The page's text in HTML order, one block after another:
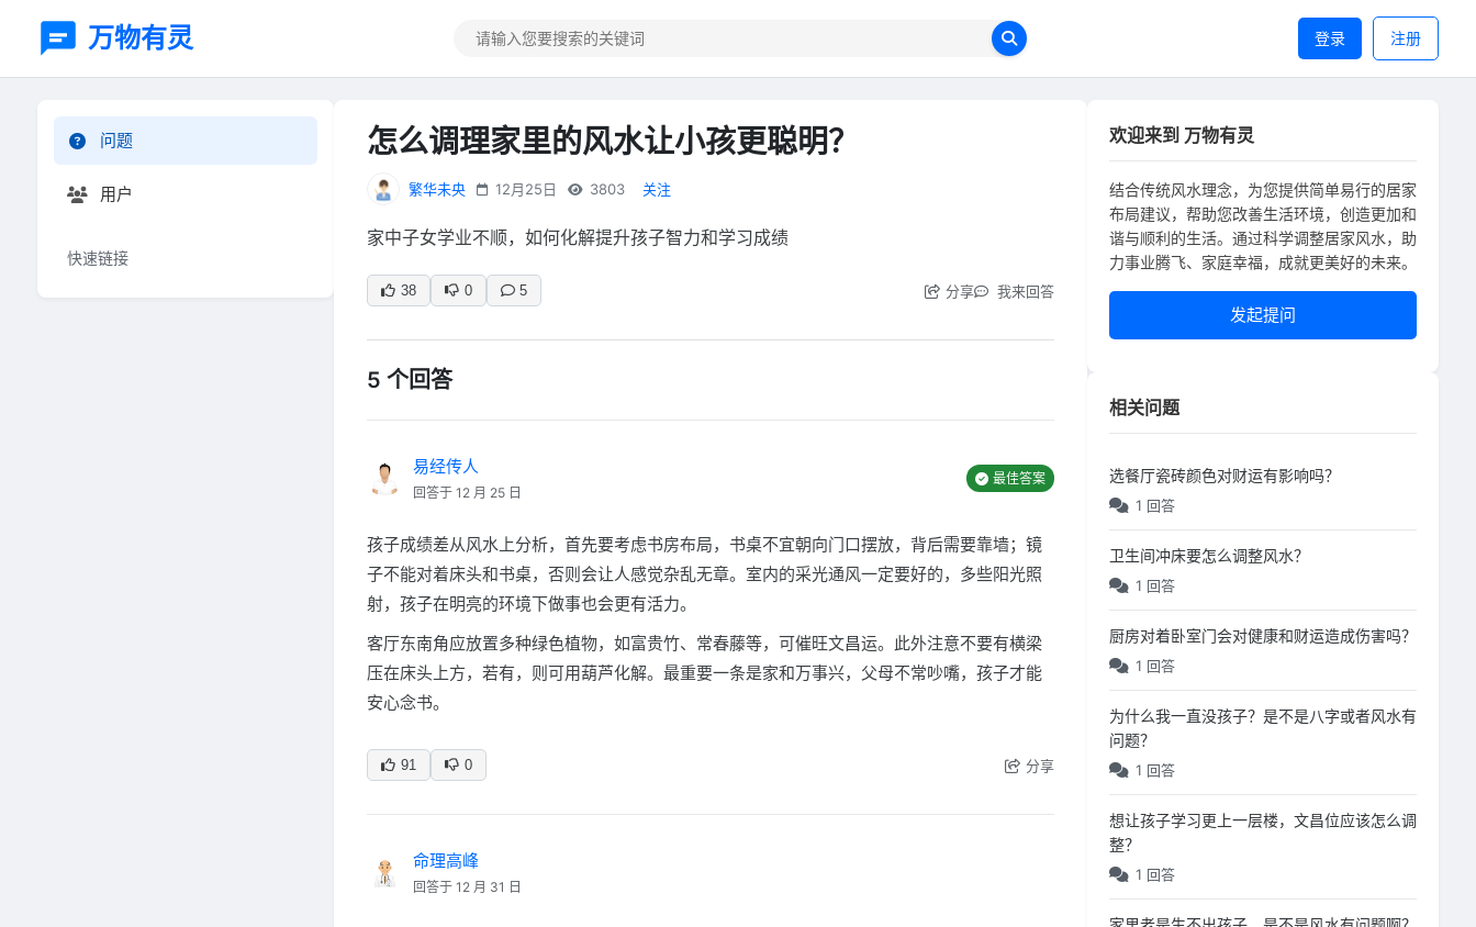
万物有灵 登录 注册
问题
用户
快速链接
怎么调理家里的风水让小孩更聪明？
繁华未央 12月25日 3803 关注
家中子女学业不顺，如何化解提升孩子智力和学习成绩
38 0 5 分享 我来回答
5 个回答
易经传人
回答于 12 月 25 日
最佳答案
孩子成绩差从风水上分析，首先要考虑书房布局，书桌不宜朝向门口摆放，背后需要靠墙；镜
子不能对着床头和书桌，否则会让人感觉杂乱无章。室内的采光通风一定要好的，多些阳光照
射，孩子在明亮的环境下做事也会更有活力。
客厅东南角应放置多种绿色植物，如富贵竹、常春藤等，可催旺文昌运。此外注意不要有横梁
压在床头上方，若有，则可用葫芦化解。最重要一条是家和万事兴，父母不常吵嘴，孩子才能
安心念书。
91 0 分享
命理高峰
回答于 12 月 31 日
欢迎来到 万物有灵
结合传统风水理念，为您提供简单易行的居家
布局建议，帮助您改善生活环境，创造更加和
谐与顺利的生活。通过科学调整居家风水，助
力事业腾飞、家庭幸福，成就更美好的未来。
发起提问
相关问题
选餐厅瓷砖颜色对财运有影响吗？
1 回答
卫生间冲床要怎么调整风水？
1 回答
厨房对着卧室门会对健康和财运造成伤害吗？
1 回答
为什么我一直没孩子？是不是八字或者风水有
问题？
1 回答
想让孩子学习更上一层楼，文昌位应该怎么调
整？
1 回答